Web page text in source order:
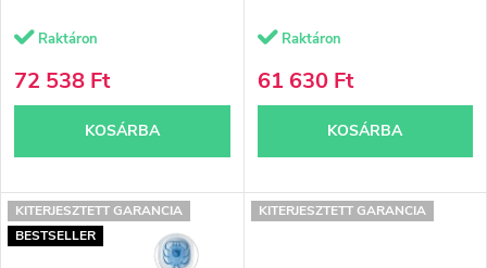
n
d
e
z
é
s
i
s
t
á
j
Raktáron
72 538 Ft
KOSÁRBA
Raktáron
61 630 Ft
KOSÁRBA
KITERJESZTETT GARANCIA
BESTSELLER
KITERJESZTETT GARANCIA